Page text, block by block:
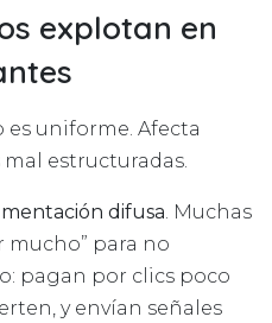
explotan en
es uniforme. Afecta
estructuradas.
difusa . Muchas
mucho” para no
pagan por clics poco
y envían señales